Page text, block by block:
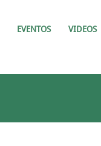
EVENTOS VIDEOS